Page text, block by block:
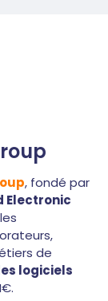
, fondé par
Electronic
de
logiciels